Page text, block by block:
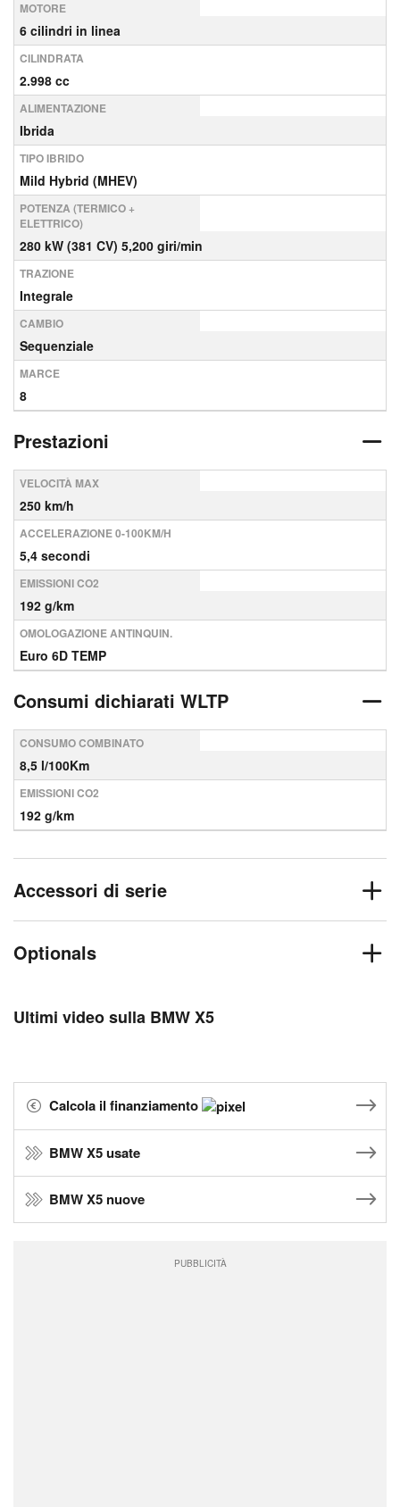
MOTORE
6 cilindri in linea
CILINDRATA
2.998 cc
ALIMENTAZIONE
Ibrida
TIPO IBRIDO
Mild Hybrid (MHEV)
POTENZA (TERMICO +
ELETTRICO)
280 kW (381 CV) 5,200 giri/min
TRAZIONE
Integrale
CAMBIO
Sequenziale
MARCE
8
Prestazioni
VELOCITÀ MAX
250 km/h
ACCELERAZIONE 0-100KM/H
5,4 secondi
EMISSIONI CO2
192 g/km
OMOLOGAZIONE ANTINQUIN.
Euro 6D TEMP
Consumi dichiarati WLTP
CONSUMO COMBINATO
8,5 l/100Km
EMISSIONI CO2
192 g/km
Accessori di serie
Optionals
Ultimi video sulla BMW X5
Calcola il finanziamento
BMW X5 usate
BMW X5 nuove
PUBBLICITÀ